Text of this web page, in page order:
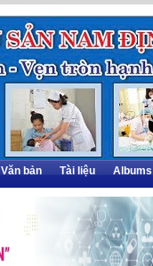
Văn bản Tài liệu Albums